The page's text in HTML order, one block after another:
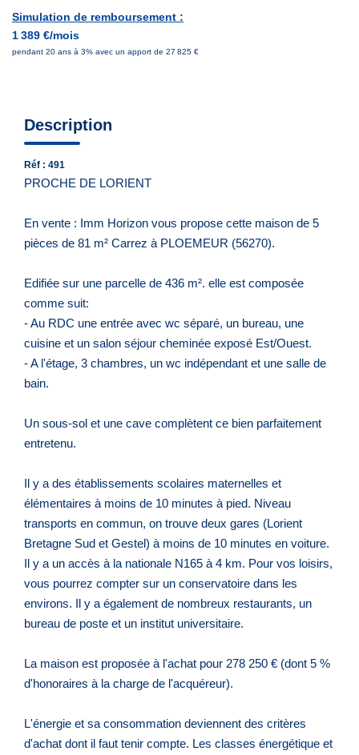
Simulation de remboursement :
1 389 €/mois
pendant 20 ans à 3% avec un apport de 27 825 €
Description
Réf : 491
PROCHE DE LORIENT
En vente : Imm Horizon vous propose cette maison de 5
pièces de 81 m² Carrez à PLOEMEUR (56270).
Edifiée sur une parcelle de 436 m². elle est composée
comme suit:
- Au RDC une entrée avec wc séparé, un bureau, une
cuisine et un salon séjour cheminée exposé Est/Ouest.
- A l'étage, 3 chambres, un wc indépendant et une salle de
bain.
Un sous-sol et une cave complètent ce bien parfaitement
entretenu.
Il y a des établissements scolaires maternelles et
élémentaires à moins de 10 minutes à pied. Niveau
transports en commun, on trouve deux gares (Lorient
Bretagne Sud et Gestel) à moins de 10 minutes en voiture.
Il y a un accès à la nationale N165 à 4 km. Pour vos loisirs,
vous pourrez compter sur un conservatoire dans les
environs. Il y a également de nombreux restaurants, un
bureau de poste et un institut universitaire.
La maison est proposée à l'achat pour 278 250 € (dont 5 %
d'honoraires à la charge de l'acquéreur).
L'énergie et sa consommation deviennent des critères
d'achat dont il faut tenir compte. Les classes énergétique et